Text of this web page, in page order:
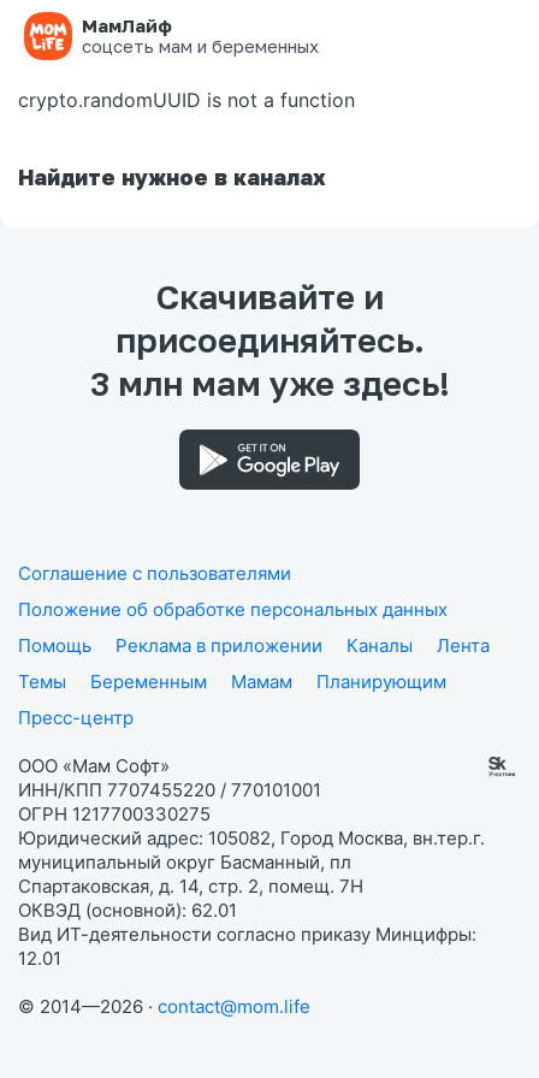
МамЛайф
соцсеть мам и беременных
Ошибка на странице
crypto.randomUUID is not a function
Найдите нужное в каналах
Скачивайте и
присоединяйтесь.
3 млн мам уже здесь!
Соглашение с пользователями
Положение об обработке персональных данных
Помощь
Реклама в приложении Каналы
Лента
Темы
Беременным Мамам
Планирующим
Пресс-центр
ООО «Мам Софт»
ИНН/КПП 7707455220 / 770101001
ОГРН 1217700330275
Юридический адрес: 105082, Город Москва, вн.тер.г.
муниципальный округ Басманный, пл
Спартаковская, д. 14, стр. 2, помещ. 7Н
ОКВЭД (основной): 62.01
Вид ИТ-деятельности согласно приказу Минцифры:
12.01
© 2014—2026 · contact@mom.life